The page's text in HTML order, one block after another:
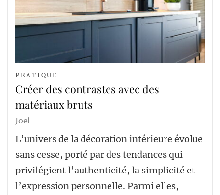
PRATIQUE
Créer des contrastes avec des
matériaux bruts
Joel
L’univers de la décoration intérieure évolue
sans cesse, porté par des tendances qui
privilégient l’authenticité, la simplicité et
l’expression personnelle. Parmi elles,